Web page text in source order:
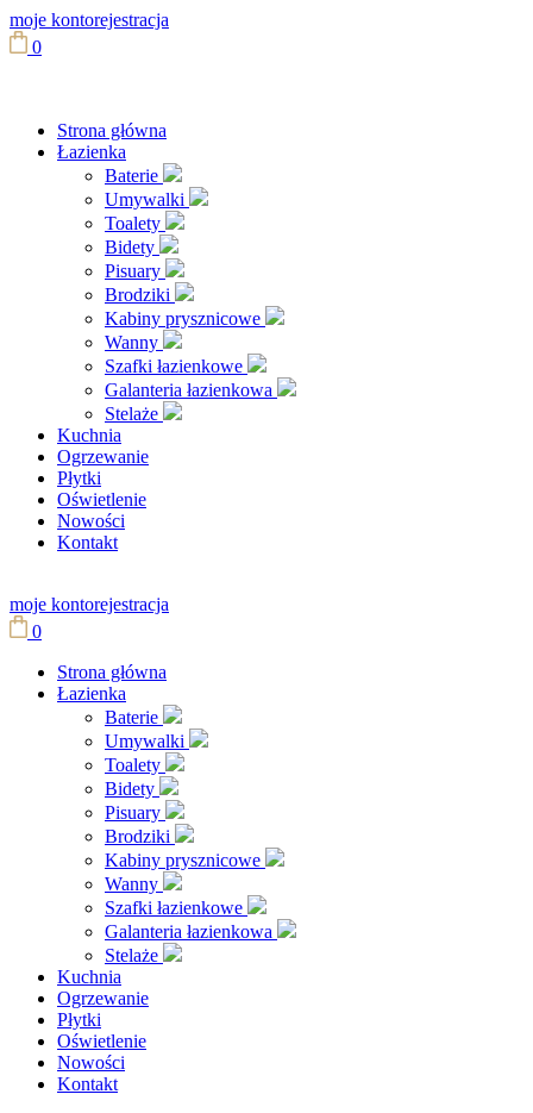
moje kontorejestracja
0
Strona główna
Łazienka
Baterie
Umywalki
Toalety
Bidety
Pisuary
Brodziki
Kabiny prysznicowe
Wanny
Szafki łazienkowe
Galanteria łazienkowa
Stelaże
Kuchnia
Ogrzewanie
Płytki
Oświetlenie
Nowości
Kontakt
moje kontorejestracja
0
Strona główna
Łazienka
Baterie
Umywalki
Toalety
Bidety
Pisuary
Brodziki
Kabiny prysznicowe
Wanny
Szafki łazienkowe
Galanteria łazienkowa
Stelaże
Kuchnia
Ogrzewanie
Płytki
Oświetlenie
Nowości
Kontakt